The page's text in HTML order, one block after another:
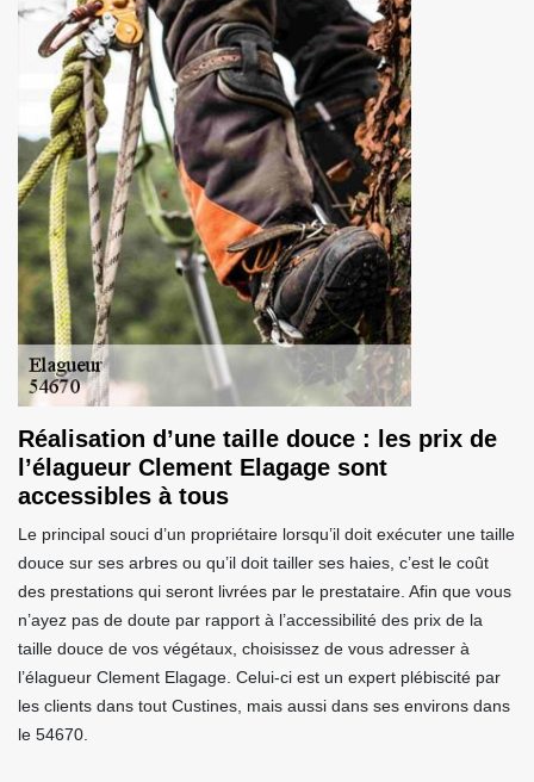
Réalisation d’une taille douce : les prix de
l’élagueur Clement Elagage sont
accessibles à tous
Le principal souci d’un propriétaire lorsqu’il doit exécuter une taille
douce sur ses arbres ou qu’il doit tailler ses haies, c’est le coût
des prestations qui seront livrées par le prestataire. Afin que vous
n’ayez pas de doute par rapport à l’accessibilité des prix de la
taille douce de vos végétaux, choisissez de vous adresser à
l’élagueur Clement Elagage. Celui-ci est un expert plébiscité par
les clients dans tout Custines, mais aussi dans ses environs dans
le 54670.